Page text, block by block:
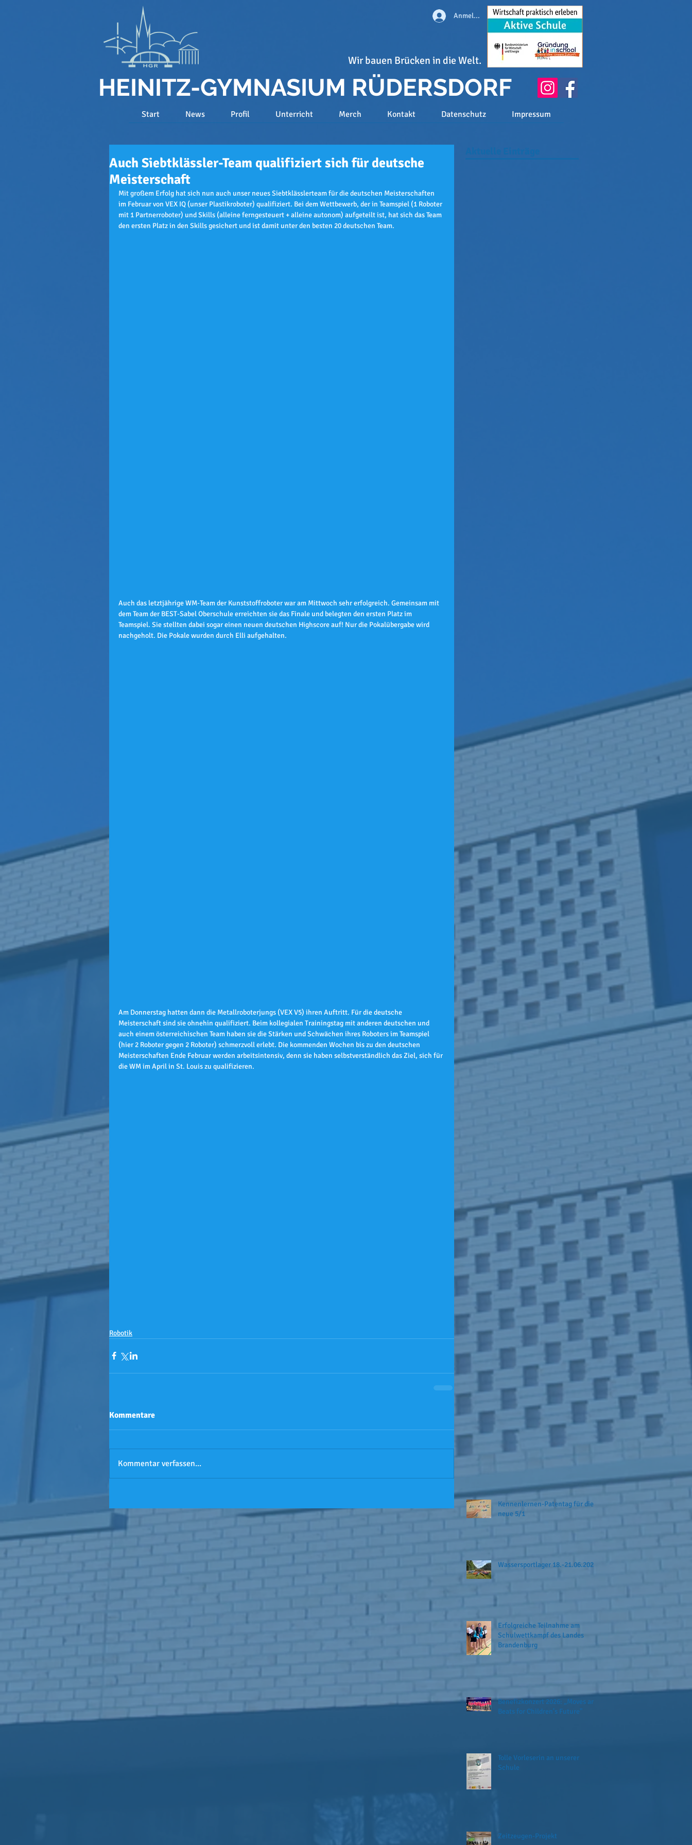
Anmelden
Wir bauen Brücken in die Welt.
HEINITZ-GYMNASIUM RÜDERSDORF
Start News Profil Unterricht Merch Kontakt Datenschutz Impressum
Auch Siebtklässler-Team qualifiziert sich für deutsche
Meisterschaft
Mit großem Erfolg hat sich nun auch unser neues Siebtklässlerteam für die deutschen Meisterschaften
im Februar von VEX IQ (unser Plastikroboter) qualifiziert. Bei dem Wettbewerb, der in Teamspiel (1 Roboter
mit 1 Partnerroboter) und Skills (alleine ferngesteuert + alleine autonom) aufgeteilt ist, hat sich das Team
den ersten Platz in den Skills gesichert und ist damit unter den besten 20 deutschen Team.
Auch das letztjährige WM-Team der Kunststoffroboter war am Mittwoch sehr erfolgreich. Gemeinsam mit
dem Team der BEST-Sabel Oberschule erreichten sie das Finale und belegten den ersten Platz im
Teamspiel. Sie stellten dabei sogar einen neuen deutschen Highscore auf! Nur die Pokalübergabe wird
nachgeholt. Die Pokale wurden durch Elli aufgehalten.
Am Donnerstag hatten dann die Metallroboterjungs (VEX V5) ihren Auftritt. Für die deutsche
Meisterschaft sind sie ohnehin qualifiziert. Beim kollegialen Trainingstag mit anderen deutschen und
auch einem österreichischen Team haben sie die Stärken und Schwächen ihres Roboters im Teamspiel
(hier 2 Roboter gegen 2 Roboter) schmerzvoll erlebt. Die kommenden Wochen bis zu den deutschen
Meisterschaften Ende Februar werden arbeitsintensiv, denn sie haben selbstverständlich das Ziel, sich für
die WM im April in St. Louis zu qualifizieren.
Robotik
Kommentare
Kommentar verfassen...
Kennenlernen-Patentag für die
neue 5/1
Wassersportlager 18.-21.06.2026
Erfolgreiche Teilnahme am
Schulwettkampf des Landes
Brandenburg
Benefizkonzert 2026: „Moves and
Beats for Children’s Future"
Tolle Vorleserin an unserer
Schule
Zeitzeugen-Projekt